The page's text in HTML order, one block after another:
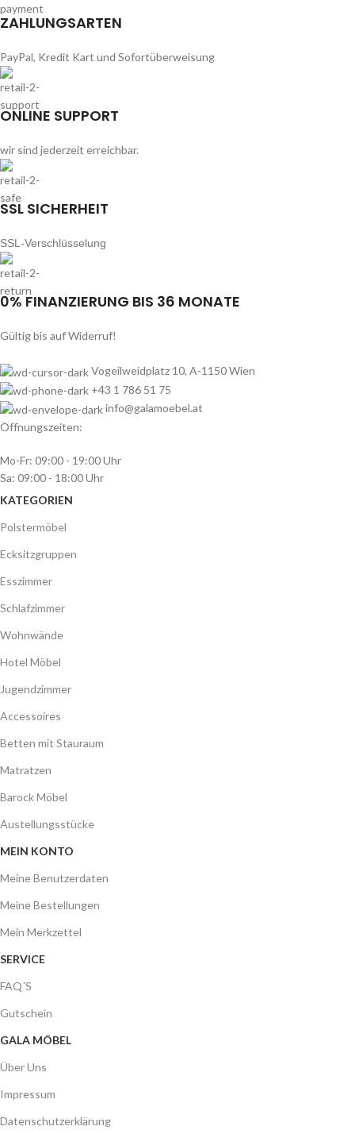
ZAHLUNGSARTEN
PayPal, Kredit Kart und Sofortüberweisung
ONLINE SUPPORT
wir sind jederzeit erreichbar.
SSL SICHERHEIT
SSL-Verschlüsselung
0% FINANZIERUNG BIS 36 MONATE
Gültig bis auf Widerruf!
Vogeilweidplatz 10, A-1150 Wien
+43 1 786 51 75
info@galamoebel.at
Öffnungszeiten:
Mo-Fr: 09:00 - 19:00 Uhr
Sa: 09:00 - 18:00 Uhr
KATEGORIEN
Polstermöbel
Ecksitzgruppen
Esszimmer
Schlafzimmer
Wohnwände
Hotel Möbel
Jugendzimmer
Accessoires
Betten mit Stauraum
Matratzen
Barock Möbel
Austellungsstücke
MEIN KONTO
Meine Benutzerdaten
Meine Bestellungen
Mein Merkzettel
SERVICE
FAQ´S
Gutschein
GALA MÖBEL
Über Uns
Impressum
Datenschutzerklärung